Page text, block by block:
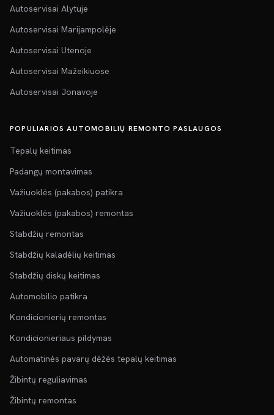
Autoservisai Alytuje
Autoservisai Marijampolėje
Autoservisai Utenoje
Autoservisai Mažeikiuose
Autoservisai Jonavoje
POPULIARIOS AUTOMOBILIŲ REMONTO PASLAUGOS
Tepalų keitimas
Padangų montavimas
Važiuoklės (pakabos) patikra
Važiuoklės (pakabos) remontas
Stabdžių remontas
Stabdžių kaladėlių keitimas
Stabdžių diskų keitimas
Automobilio patikra
Kondicionierių remontas
Kondicionieriaus pildymas
Automatinės pavarų dėžės tepalų keitimas
Žibintų reguliavimas
Žibintų remontas